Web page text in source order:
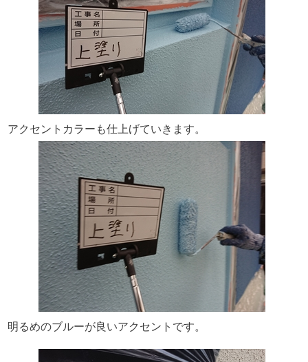
アクセントカラーも仕上げていきます。
明るめのブルーが良いアクセントです。